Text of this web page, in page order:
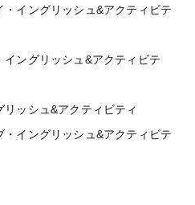
・イングリッシュ&アクティビテ
イングリッシュ&アクティビテ
ッシュ&アクティビティ
・イングリッシュ&アクティビテ